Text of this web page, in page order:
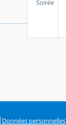
Soirée
Données personnelles